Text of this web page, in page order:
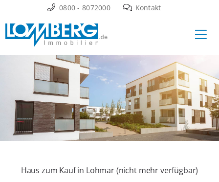
Inhalt
springen
0800 - 8072000 Kontakt
Haus zum Kauf in Lohmar (nicht mehr verfügbar)